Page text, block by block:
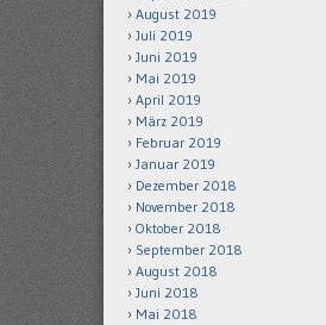
August 2019
Juli 2019
Juni 2019
Mai 2019
April 2019
März 2019
Februar 2019
Januar 2019
Dezember 2018
November 2018
Oktober 2018
September 2018
August 2018
Juni 2018
Mai 2018